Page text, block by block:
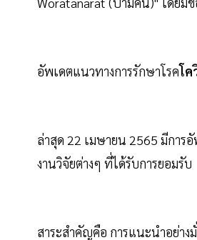
อัพเดตแนวทางการรักษาโรคโค
ล่าสุด 22 เมษายน 2565 มีการ
งานวิจัยต่างๆ ที่ได้รับการยอมรับ
สาระสำคัญคือ การแนะนำอย่า